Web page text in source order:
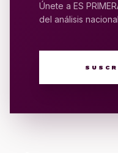
Únete a ES
del análisis